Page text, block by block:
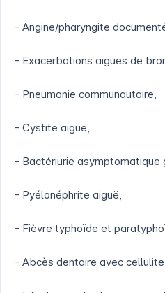
- Angine/pharyngite
- Exacerbations aigües de
- Pneumonie communautaire,
- Cystite aiguë,
- Bactériurie asymptomatique
- Pyélonéphrite aiguë,
- Fièvre typhoïde et
- Abcès dentaire avec